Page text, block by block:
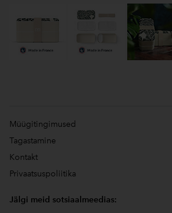
Müügitingimused
Tagastamine
Kontakt
Privaatsuspoliitika
Jälgi meid sotsiaalmeedias: